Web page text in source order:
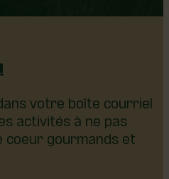
votre boîte courriel
activités à ne pas
coeur gourmands et